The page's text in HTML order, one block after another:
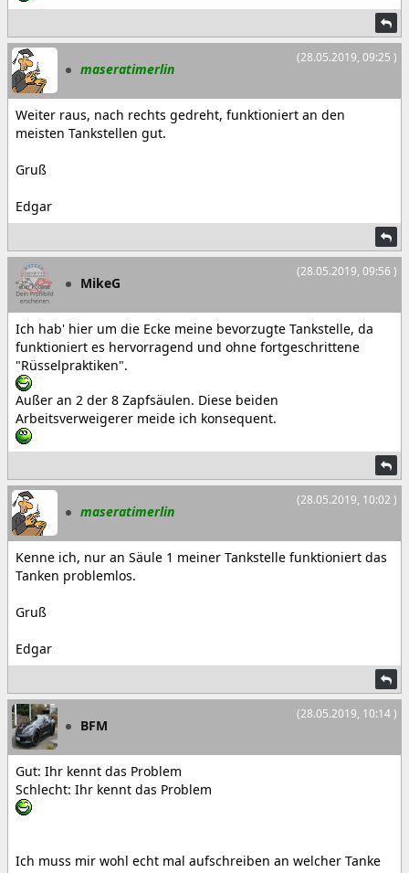
(28.05.2019, 09:25 )
maseratimerlin
Weiter raus, nach rechts gedreht, funktioniert an den
meisten Tankstellen gut.
Gruß
Edgar
(28.05.2019, 09:56 )
MikeG
Ich hab' hier um die Ecke meine bevorzugte Tankstelle, da
funktioniert es hervorragend und ohne fortgeschrittene
"Rüsselpraktiken".
Außer an 2 der 8 Zapfsäulen. Diese beiden
Arbeitsverweigerer meide ich konsequent.
(28.05.2019, 10:02 )
maseratimerlin
Kenne ich, nur an Säule 1 meiner Tankstelle funktioniert das
Tanken problemlos.
Gruß
Edgar
(28.05.2019, 10:14 )
BFM
Gut: Ihr kennt das Problem
Schlecht: Ihr kennt das Problem
Ich muss mir wohl echt mal aufschreiben an welcher Tanke